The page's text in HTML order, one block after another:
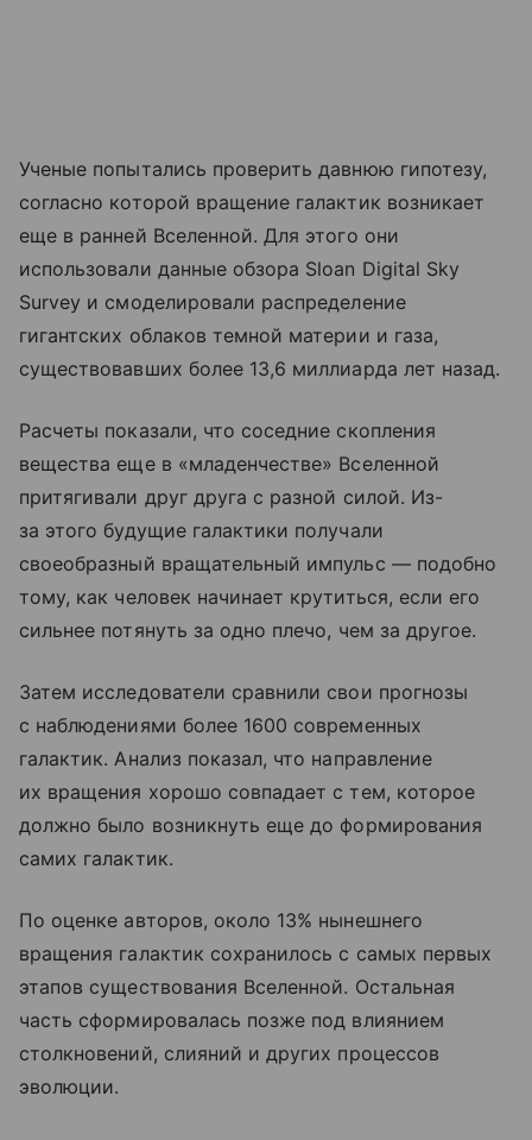
Ученые попытались проверить давнюю гипотезу,
согласно которой вращение галактик возникает
еще в ранней Вселенной. Для этого они
использовали данные обзора Sloan Digital Sky
Survey и смоделировали распределение
гигантских облаков темной материи и газа,
существовавших более 13,6 миллиарда лет назад.
Расчеты показали, что соседние скопления
вещества еще в «младенчестве» Вселенной
притягивали друг друга с разной силой. Из-
за этого будущие галактики получали
своеобразный вращательный импульс — подобно
тому, как человек начинает крутиться, если его
сильнее потянуть за одно плечо, чем за другое.
Затем исследователи сравнили свои прогнозы
с наблюдениями более 1600 современных
галактик. Анализ показал, что направление
их вращения хорошо совпадает с тем, которое
должно было возникнуть еще до формирования
самих галактик.
По оценке авторов, около 13% нынешнего
вращения галактик сохранилось с самых первых
этапов существования Вселенной. Остальная
часть сформировалась позже под влиянием
столкновений, слияний и других процессов
эволюции.